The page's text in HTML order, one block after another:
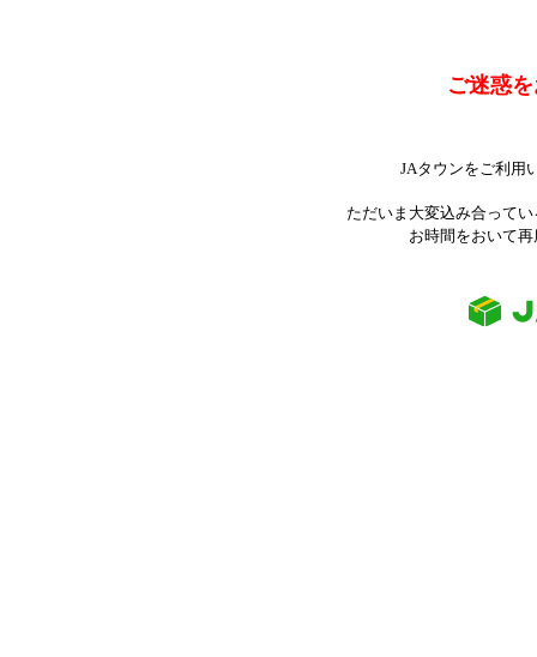
ご迷惑
JAタウンをご利用
ただいま大変込み合って
お時間をおいて